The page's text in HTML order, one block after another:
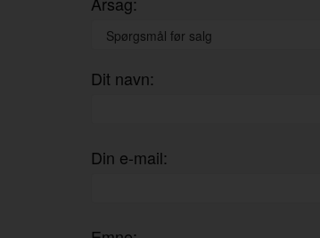
Dit navn:
Din e-mail: